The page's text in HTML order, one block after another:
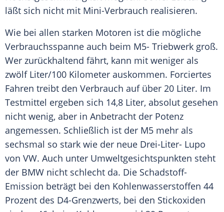
läßt sich nicht mit Mini-Verbrauch realisieren.
Wie bei allen starken Motoren ist die mögliche
Verbrauchsspanne auch beim M5- Triebwerk groß.
Wer zurückhaltend fährt, kann mit weniger als
zwölf Liter/100 Kilometer auskommen. Forciertes
Fahren treibt den Verbrauch auf über 20 Liter. Im
Testmittel ergeben sich 14,8 Liter, absolut gesehen
nicht wenig, aber in Anbetracht der Potenz
angemessen. Schließlich ist der M5 mehr als
sechsmal so stark wie der neue Drei-Liter- Lupo
von VW. Auch unter Umweltgesichtspunkten steht
der BMW nicht schlecht da. Die Schadstoff-
Emission beträgt bei den Kohlenwasserstoffen 44
Prozent des D4-Grenzwerts, bei den Stickoxiden